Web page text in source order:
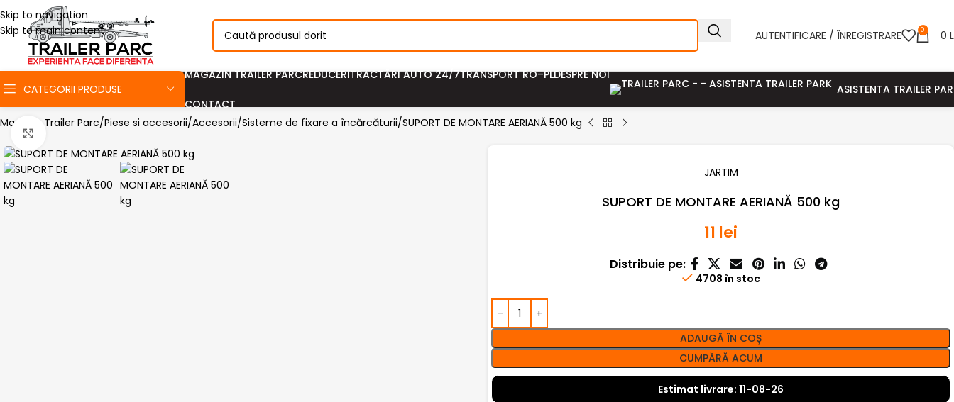
Skip to navigation
Skip to main content
AUTENTIFICARE / ÎNREGISTRARE 0 0
CATEGORII PRODUSE
MAGAZIN TRAILER PARCREDUCERITRACTĂRI AUTO 24/7TRANSPORT RO–PLDESPRE NOI
CONTACT
ASISTENTA TRAILER
Magazin Trailer Parc Piese si accesorii Accesorii Sisteme de fixare a încărcăturii SUPORT DE MONTARE AERIANĂ 500 kg
JARTIM
SUPORT DE MONTARE AERIANĂ 500 kg
11 lei
Distribuie pe:
4708 în stoc
ADAUGĂ ÎN COȘ
CUMPĂRĂ ACUM
Estimat livrare: 11-08-26